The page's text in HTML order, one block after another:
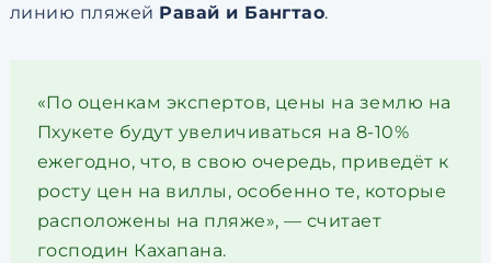
линию пляжей Равай и Бангтао.
«По оценкам экспертов, цены на землю на
Пхукете будут увеличиваться на 8-10%
ежегодно, что, в свою очередь, приведёт к
росту цен на виллы, особенно те, которые
расположены на пляже», — считает
господин Кахапана.